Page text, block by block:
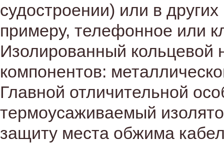
судостроении) или в
примеру, телефонное или
Изолированный кольцевой
компонентов:
Главной отличительной
термоусаживаемый
защиту места обжима